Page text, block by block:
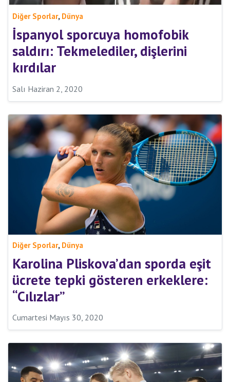
Diğer Sporlar, Dünya
İspanyol sporcuya homofobik
saldırı: Tekmelediler, dişlerini
kırdılar
Salı Haziran 2, 2020
Diğer Sporlar, Dünya
Karolina Pliskova’dan sporda eşit
ücrete tepki gösteren erkeklere:
“Cılızlar”
Cumartesi Mayıs 30, 2020